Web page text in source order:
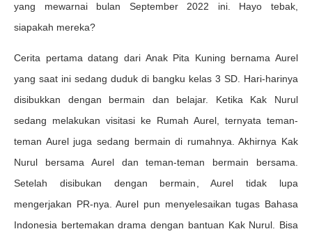
yang mewarnai bulan September 2022 ini. Hayo tebak,
siapakah mereka?
Cerita pertama datang dari Anak Pita Kuning bernama Aurel
yang saat ini sedang duduk di bangku kelas 3 SD. Hari-harinya
disibukkan dengan bermain dan belajar. Ketika Kak Nurul
sedang melakukan visitasi ke Rumah Aurel, ternyata teman-
teman Aurel juga sedang bermain di rumahnya. Akhirnya Kak
Nurul bersama Aurel dan teman-teman bermain bersama.
Setelah disibukan dengan bermain, Aurel tidak lupa
mengerjakan PR-nya. Aurel pun menyelesaikan tugas Bahasa
Indonesia bertemakan drama dengan bantuan Kak Nurul. Bisa